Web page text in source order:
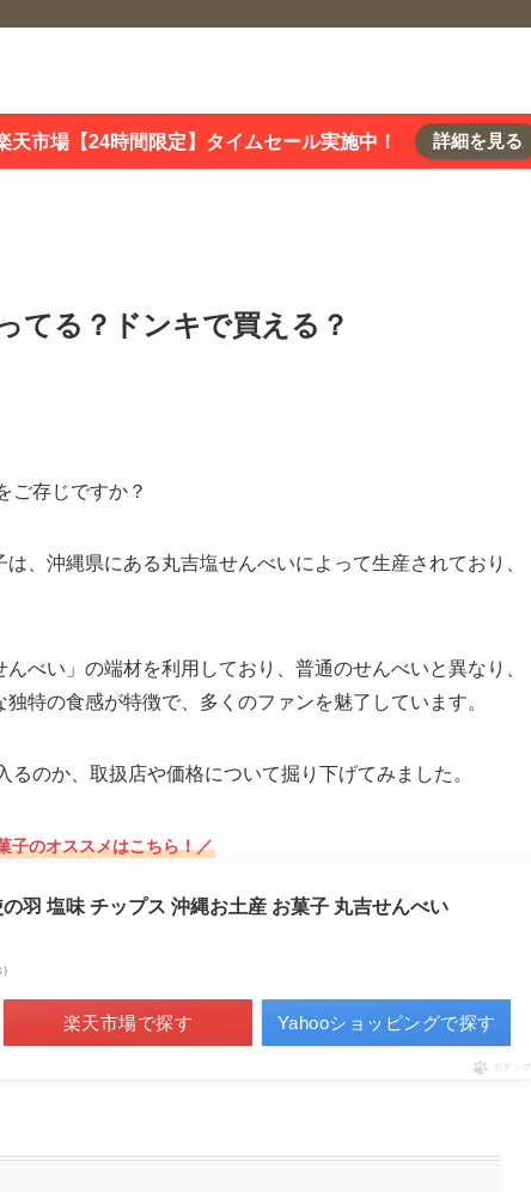
天市場【24時間限定】タイムセール実施中！ 詳細を見る
てる？ドンキで買える？
ご存じですか？
、沖縄県にある丸吉塩せんべいによって生産されており、
べい」の端材を利用しており、普通のせんべいと異なり、
特の食感が特徴で、多くのファンを魅了しています。
のか、取扱店や価格について掘り下げてみました。
子のオススメはこちら！／
羽 塩味 チップス 沖縄お土産 お菓子 丸吉せんべい
楽天市場で探す Yahooショッピングで探す
ポチップ